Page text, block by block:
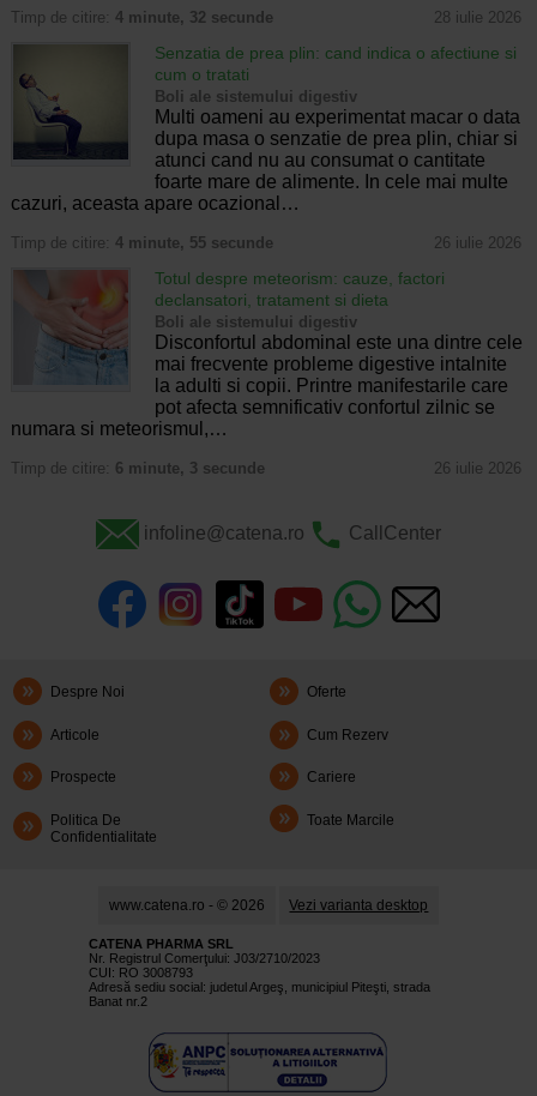
Timp de citire: 4 minute, 32 secunde 28 iulie 2026
Senzatia de prea plin: cand indica o afectiune si
cum o tratati
Boli ale sistemului digestiv
Multi oameni au experimentat macar o data
dupa masa o senzatie de prea plin, chiar si
atunci cand nu au consumat o cantitate
foarte mare de alimente. In cele mai multe
cazuri, aceasta apare ocazional…
Timp de citire: 4 minute, 55 secunde 26 iulie 2026
Totul despre meteorism: cauze, factori
declansatori, tratament si dieta
Boli ale sistemului digestiv
Disconfortul abdominal este una dintre cele
mai frecvente probleme digestive intalnite
la adulti si copii. Printre manifestarile care
pot afecta semnificativ confortul zilnic se
numara si meteorismul,…
Timp de citire: 6 minute, 3 secunde 26 iulie 2026
infoline@catena.ro CallCenter
Despre Noi Oferte
Articole Cum Rezerv
Prospecte Cariere
Politica De
Confidentialitate
Toate Marcile
www.catena.ro - © 2026 Vezi varianta desktop
CATENA PHARMA SRL
Nr. Registrul Comerţului: J03/2710/2023
CUI: RO 3008793
Adresă sediu social: judetul Argeş, municipiul Piteşti, strada
Banat nr.2